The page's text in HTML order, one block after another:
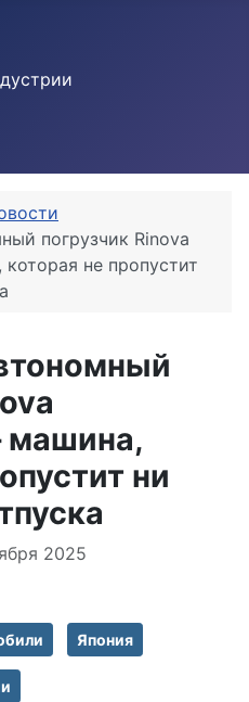
погрузчик Rinova
не пропустит
машина,
ни
2025
Япония